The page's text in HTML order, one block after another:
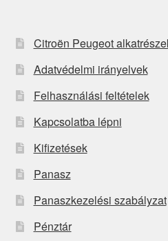
Citroën Peugeot
Adatvédelmi irányelvek
Felhasználási feltételek
Kapcsolatba lépni
Kifizetések
Panasz
Panaszkezelési szabályzat
Pénztár